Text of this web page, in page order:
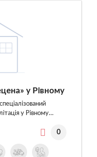
у Рівному
у Рівному…
0